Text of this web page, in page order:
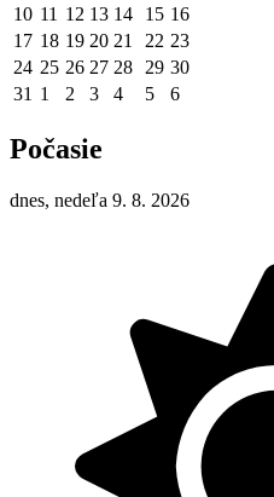
10 11 12 13 14 15 16
17 18 19 20 21 22 23
24 25 26 27 28 29 30
31 1 2 3 4 5 6
Počasie
dnes, nedeľa 9. 8. 2026